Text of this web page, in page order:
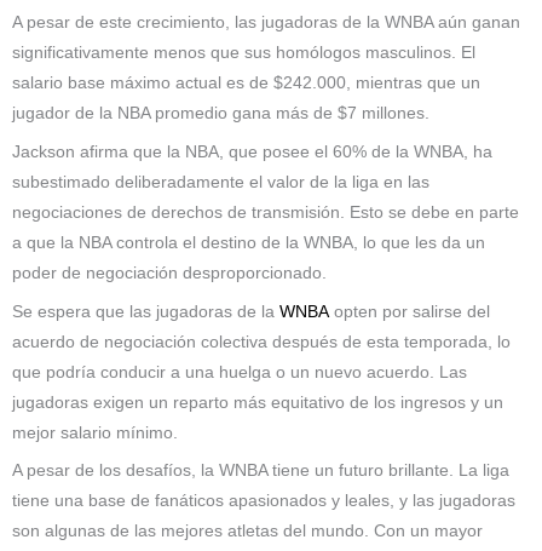
A pesar de este crecimiento, las jugadoras de la WNBA aún ganan
significativamente menos que sus homólogos masculinos. El
salario base máximo actual es de $242.000, mientras que un
jugador de la NBA promedio gana más de $7 millones.
Jackson afirma que la NBA, que posee el 60% de la WNBA, ha
subestimado deliberadamente el valor de la liga en las
negociaciones de derechos de transmisión. Esto se debe en parte
a que la NBA controla el destino de la WNBA, lo que les da un
poder de negociación desproporcionado.
Se espera que las jugadoras de la WNBA opten por salirse del
acuerdo de negociación colectiva después de esta temporada, lo
que podría conducir a una huelga o un nuevo acuerdo. Las
jugadoras exigen un reparto más equitativo de los ingresos y un
mejor salario mínimo.
A pesar de los desafíos, la WNBA tiene un futuro brillante. La liga
tiene una base de fanáticos apasionados y leales, y las jugadoras
son algunas de las mejores atletas del mundo. Con un mayor